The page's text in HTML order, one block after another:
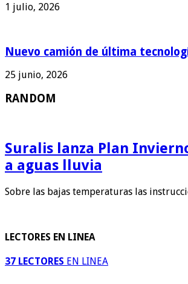
1 julio, 2026
Nuevo camión de última
25 junio, 2026
RANDOM
Suralis lanza Plan
a aguas lluvia
Sobre las bajas temperaturas las
LECTORES EN LINEA
37 LECTORES EN LINEA